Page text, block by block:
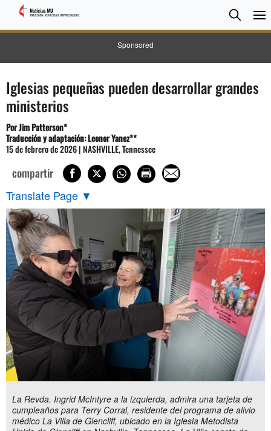
Sponsored
Search
Iglesias pequeñas pueden desarrollar grandes
ministerios
Por Jim Patterson*
Traducción y adaptación: Leonor Yanez**
15 de febrero de 2026 | NASHVILLE, Tennessee
compartir
Translate Page ▼
La Revda. Ingrid McIntyre a la izquierda, admira una tarjeta de
cumpleaños para Terry Corral, residente del programa de alivio
médico La Villa de Glencliff, ubicado en la Iglesia Metodista